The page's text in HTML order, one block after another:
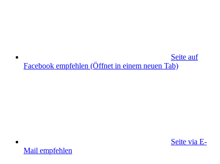
Seite auf
Facebook empfehlen (Öffnet in einem neuen Tab)
Seite via E-
Mail empfehlen